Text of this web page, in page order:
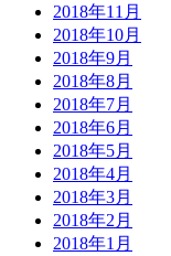
2018年11月
2018年10月
2018年9月
2018年8月
2018年7月
2018年6月
2018年5月
2018年4月
2018年3月
2018年2月
2018年1月